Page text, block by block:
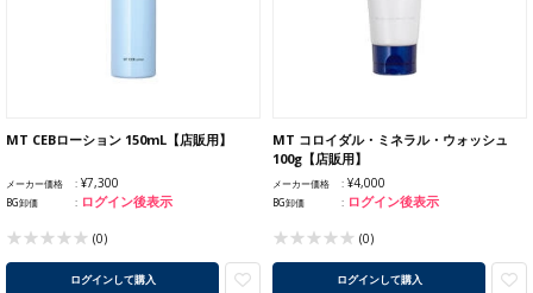
MT CEBローション 150mL【店販用】
メーカー価格 ¥7,300
BG卸価 ログイン後表示
(0)
ログインして購入
MT コロイダル・ミネラル・ウォッシュ
100g【店販用】
メーカー価格 ¥4,000
BG卸価 ログイン後表示
(0)
ログインして購入